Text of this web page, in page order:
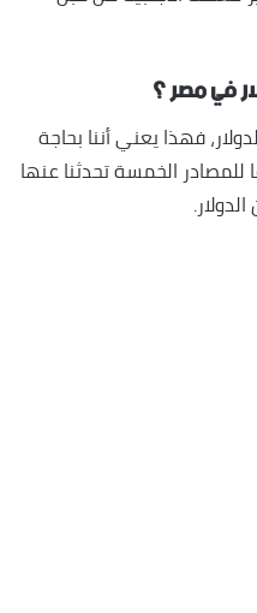
في مصر ؟
فهذا يعني أننا بحاجة
للمصادر الخمسة تحدثنا عنها